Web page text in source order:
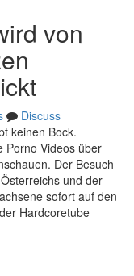
von
Discuss
keinen Bock.
Porno Videos über
Der Besuch
und der
sofort auf den
Hardcoretube